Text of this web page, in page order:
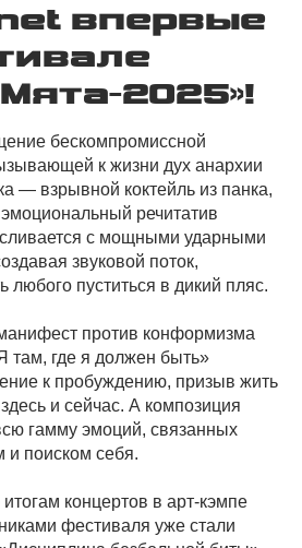
впервые
2025»!
бескомпромиссной
к жизни дух анархии
— взрывной коктейль из панка,
речитатив
с мощными ударными
звуковой поток,
любого пуститься в дикий пляс.
против конформизма
там, где я должен быть»
к пробуждению, призыв жить
и сейчас. А композиция
гамму эмоций, связанных
поиском себя.
концертов в арт-кэмпе
фестиваля уже стали